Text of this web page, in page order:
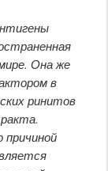
Она же
в
ринитов